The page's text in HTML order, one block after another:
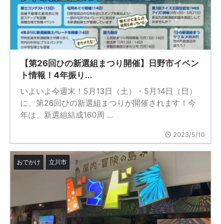
【第26回ひの新選組まつり開催】日野市イベン
ト情報！4年振り...
いよいよ今週末！5月13日（土）・5月14日（日）
に、第26回ひの新選組まつりが開催されます！今
年は、新選組結成160周 ...
2023/5/10
おでかけ 立川市